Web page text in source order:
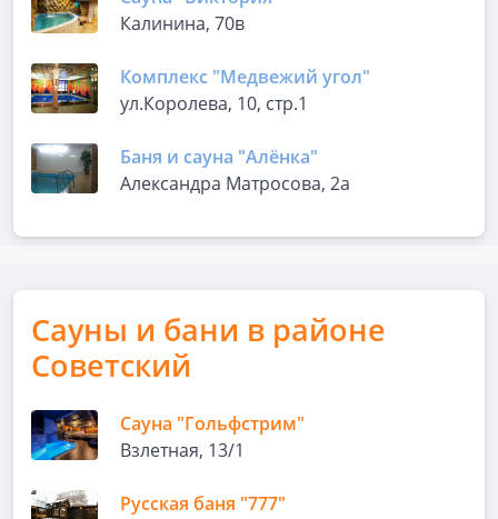
Калинина, 70в
Комплекс "Медвежий угол"
ул.Королева, 10, стр.1
Баня и сауна "Алёнка"
Александра Матросова, 2а
Сауны и бани в районе
Советский
Сауна "Гольфстрим"
Взлетная, 13/1
Русская баня "777"